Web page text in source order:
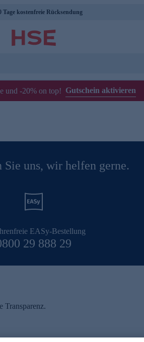
Tage kostenfreie Rücksendung
und -20% on top! Gutschein aktivieren
Sie uns, wir helfen gerne.
EASy-Bestellung
29 888 29
Transparenz.